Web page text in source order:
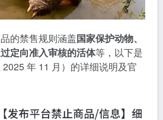
的禁售规则涵盖国家保护动物、
定向准入审核的活体等，以下是
年 11 月）的详细说明及官